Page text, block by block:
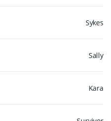
Sykes
Sally
Kara